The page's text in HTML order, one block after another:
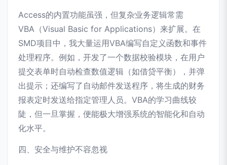
Access的内置功能虽强，但复杂业务逻辑常需
VBA（Visual Basic for Applications）来扩展。在
SMD项目中，我大量运用VBA编写自定义函数和事件
处理程序。例如，开发了一个数据校验模块，在用户
提交表单时自动检查数值逻辑（如借贷平衡），并弹
出提示；还编写了自动邮件发送程序，将生成的财务
报表定时发送给指定管理人员。VBA的学习曲线较
陡，但一旦掌握，便能极大增强系统的智能化和自动
化水平。
四、安全与维护不容忽视